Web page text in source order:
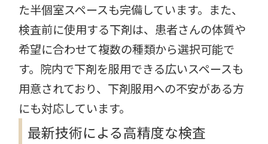
た半個室スペースも完備しています。また、
検査前に使用する下剤は、患者さんの体質や
希望に合わせて複数の種類から選択可能で
す。院内で下剤を服用できる広いスペースも
用意されており、下剤服用への不安がある方
にも対応しています。
最新技術による高精度な検査